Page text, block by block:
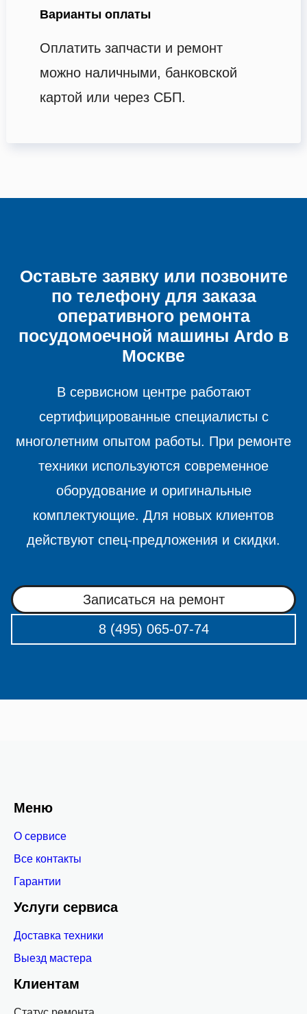
Варианты оплаты
Оплатить запчасти и ремонт
можно наличными, банковской
картой или через СБП.
Оставьте заявку или позвоните
по телефону для заказа
оперативного ремонта
посудомоечной машины Ardo в
Москве
В сервисном центре работают
сертифицированные специалисты с
многолетним опытом работы. При ремонте
техники используются современное
оборудование и оригинальные
комплектующие. Для новых клиентов
действуют спец-предложения и скидки.
Записаться на ремонт
8 (495) 065-07-74
Меню
О сервисе
Все контакты
Гарантии
Услуги сервиса
Доставка техники
Выезд мастера
Клиентам